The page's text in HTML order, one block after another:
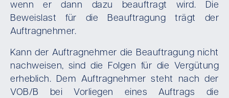
wenn er dann dazu beauftragt wird. Die
Beweislast für die Beauftragung trägt der
Auftragnehmer.
Kann der Auftragnehmer die Beauftragung nicht
nachweisen, sind die Folgen für die Vergütung
erheblich. Dem Auftragnehmer steht nach der
VOB/B bei Vorliegen eines Auftrags die